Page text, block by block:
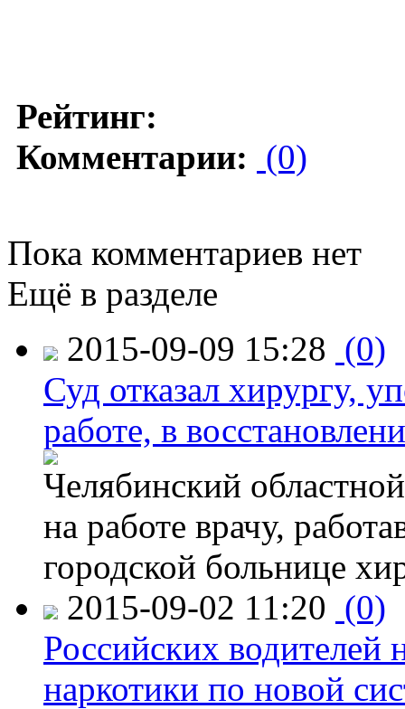
Рейтинг:
Комментарии: (0)
Пока комментариев нет
Ещё в разделе
2015-09-09 15:28 (0)
Суд отказал хирургу,
работе, в
Челябинский
на работе врачу,
городской больнице
2015-09-02 11:20 (0)
Российских водителей
наркотики по новой